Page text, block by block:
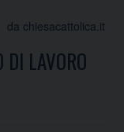
da chiesacattolica.it
DI LAVORO